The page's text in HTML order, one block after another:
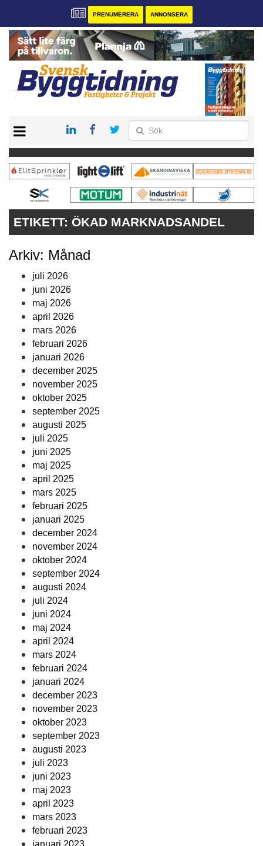
PRENUMERERA ANNONSERA
PRENUMERERA
VÅRA ANDRA MAGASIN
ANNONSERA
ETIKETT: ÖKAD MARKNADSANDEL
Arkiv: Månad
juli 2026
juni 2026
maj 2026
april 2026
mars 2026
februari 2026
januari 2026
december 2025
november 2025
oktober 2025
september 2025
augusti 2025
juli 2025
juni 2025
maj 2025
april 2025
mars 2025
februari 2025
januari 2025
december 2024
november 2024
oktober 2024
september 2024
augusti 2024
juli 2024
juni 2024
maj 2024
april 2024
mars 2024
februari 2024
januari 2024
december 2023
november 2023
oktober 2023
september 2023
augusti 2023
juli 2023
juni 2023
maj 2023
april 2023
mars 2023
februari 2023